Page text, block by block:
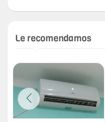
Le recomendamos